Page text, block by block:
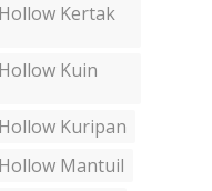
Kertak
Kuin
Kuripan
Mantuil